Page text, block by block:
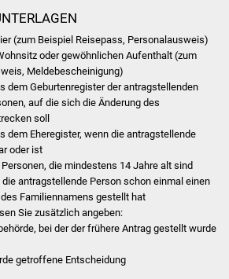
Stadtfest
Ostermarkt
Stadtbücherei
Stadtarchiv
Zehntscheuer
(zum Beispiel Reisepass, Personalausweis)
oder gewöhnlichen Aufenthalt (zum
Meldebescheinigung)
dem Geburtenregister der antragstellenden
auf die sich die Änderung des
soll
dem Eheregister, wenn die antragstellende
oder ist
die mindestens 14 Jahre alt sind
die antragstellende Person schon einmal einen
Familiennamens gestellt hat
Sie zusätzlich angeben:
bei der der frühere Antrag gestellt wurde
getroffene Entscheidung